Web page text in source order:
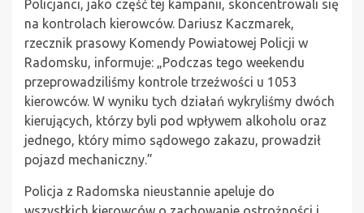
Policjanci, jako część tej kampanii, skoncentrowali się
na kontrolach kierowców. Dariusz Kaczmarek,
rzecznik prasowy Komendy Powiatowej Policji w
Radomsku, informuje: „Podczas tego weekendu
przeprowadziliśmy kontrole trzeźwości u 1053
kierowców. W wyniku tych działań wykryliśmy dwóch
kierujących, którzy byli pod wpływem alkoholu oraz
jednego, który mimo sądowego zakazu, prowadził
pojazd mechaniczny.”
Policja z Radomska nieustannie apeluje do